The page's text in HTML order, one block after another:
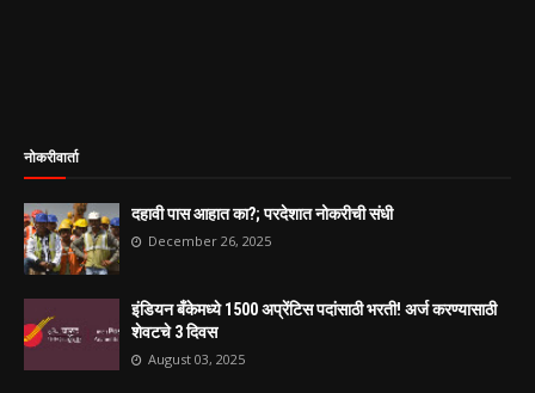
नोकरीवार्ता
दहावी पास आहात का?; परदेशात नोकरीची संधी
December 26, 2025
इंडियन बँकेमध्ये 1500 अप्रेंटिस पदांसाठी भरती! अर्ज करण्यासाठी
शेवटचे 3 दिवस
August 03, 2025